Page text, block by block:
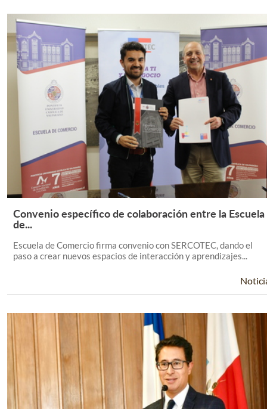
Leer Más +
Convenio específico de colaboración entre la Escuela
de...
Escuela de Comercio firma convenio con SERCOTEC, dando el
paso a crear nuevos espacios de interacción y aprendizajes...